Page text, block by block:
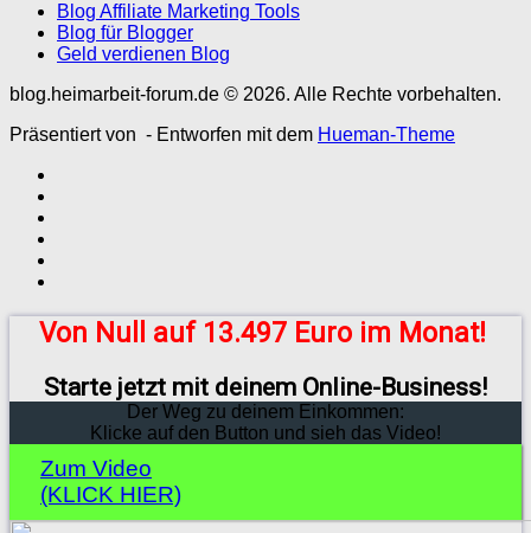
Blog Affiliate Marketing Tools
Blog für Blogger
Geld verdienen Blog
blog.heimarbeit-forum.de © 2026. Alle Rechte vorbehalten.
Präsentiert von - Entworfen mit dem Hueman-Theme
Von Null auf 13.497 Euro im Monat!
Starte jetzt mit deinem Online-Business!
Der Weg zu deinem Einkommen:
Klicke auf den Button und sieh das Video!
Zum Video
(KLICK HIER)